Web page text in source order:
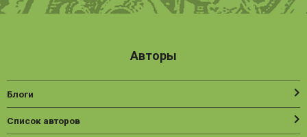
Авторы
Блоги
Список авторов